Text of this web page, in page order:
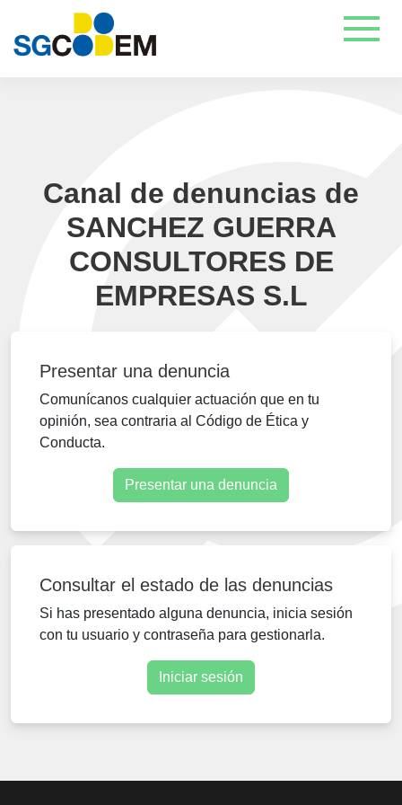
Canal de denuncias de
SANCHEZ GUERRA
CONSULTORES DE
EMPRESAS S.L
Presentar una denuncia
Comunícanos cualquier actuación que en tu
opinión, sea contraria al Código de Ética y
Conducta.
Presentar una denuncia
Consultar el estado de las denuncias
Si has presentado alguna denuncia, inicia sesión
con tu usuario y contraseña para gestionarla.
Iniciar sesión